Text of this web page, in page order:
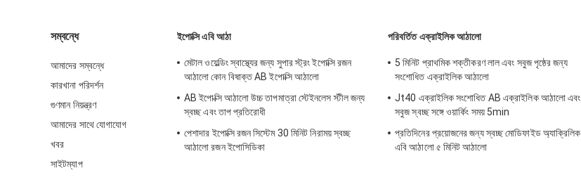
সম্বন্ধে
আমাদের সম্বন্ধে
কারখানা পরিদর্শন
গুণমান নিয়ন্ত্রণ
আমাদের সাথে যোগাযোগ
খবর
সাইটম্যাপ
ইপোক্সি এবি আঠা
মেটাল ওয়েল্ডিং স্বাস্থ্যের জন্য সুপার স্ট্রং ইপোক্সি রজন
আঠালো কোন বিষাক্ত AB ইপোক্সি আঠালো
AB ইপোক্সি আঠালো উচ্চ তাপমাত্রা স্টেইনলেস স্টীল জন্য
স্বচ্ছ এবং তাপ প্রতিরোধী
পেশাদার ইপোক্সি রজন সিস্টেম 30 মিনিট নিরাময় স্বচ্ছ
আঠালো রজন ইপোসিডিকা
পরিবর্তিত এক্রাইলিক আঠালো
5 মিনিট প্রাথমিক শক্তীকরণ লাল এবং সবুজ পৃষ্ঠের জন্য
সংশোধিত এক্রাইলিক আঠালো
Jt40 এক্রাইলিক সংশোধিত AB এক্রাইলিক আঠালো এবং
সবুজ স্বচ্ছ সঙ্গে ওয়ার্কিং সময় 5min
প্রতিদিনের প্রয়োজনের জন্য স্বচ্ছ মোডিফাইড অ্যাক্রিলিক
এবি আঠালো ৫ মিনিট আঠালো